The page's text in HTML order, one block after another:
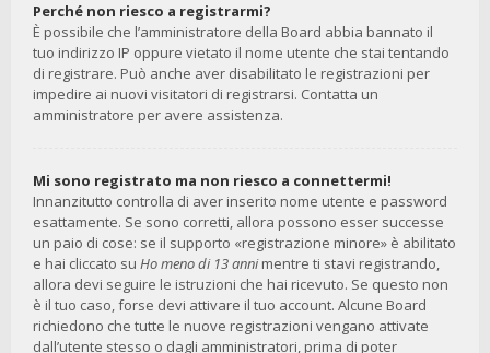
Perché non riesco a registrarmi?
È possibile che l’amministratore della Board abbia bannato il
tuo indirizzo IP oppure vietato il nome utente che stai tentando
di registrare. Può anche aver disabilitato le registrazioni per
impedire ai nuovi visitatori di registrarsi. Contatta un
amministratore per avere assistenza.
Mi sono registrato ma non riesco a connettermi!
Innanzitutto controlla di aver inserito nome utente e password
esattamente. Se sono corretti, allora possono esser successe
un paio di cose: se il supporto «registrazione minore» è abilitato
e hai cliccato su Ho meno di 13 annimentre ti stavi registrando,
allora devi seguire le istruzioni che hai ricevuto. Se questo non
è il tuo caso, forse devi attivare il tuo account. Alcune Board
richiedono che tutte le nuove registrazioni vengano attivate
dall’utente stesso o dagli amministratori, prima di poter